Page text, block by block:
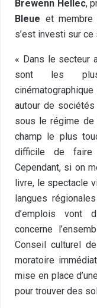
Brewenn Hellec,
Bleue et membre
s’est investi sur ce
« Dans le secteur
sont les
autour de
sous le régime de
champ le plus
difficile de faire
Cependant, si on
livre, le spectacle
langues
d’emplois vont
concerne
Conseil culturel
moratoire
mise en place
pour trouver des